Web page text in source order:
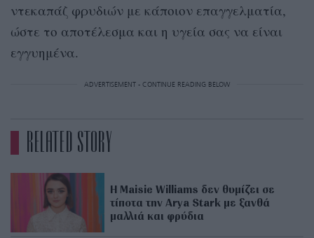
ντεκαπάζ φρυδιών με κάποιον επαγγελματία,
ώστε το αποτέλεσμα και η υγεία σας να είναι
εγγυημένα.
ADVERTISEMENT - CONTINUE READING BELOW
RELATED STORY
Η Maisie Williams δεν θυμίζει σε
τίποτα την Arya Stark με ξανθά
μαλλιά και φρύδια